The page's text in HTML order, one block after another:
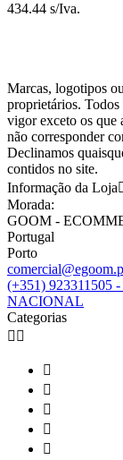
434.44 s/Iva.
Marcas, logotipos
proprietários. Todos
vigor exceto os que
não corresponder
Declinamos
contidos no site.
Informação da Loja
Morada:
GOOM -
Portugal
Porto
(+351)
NACIONAL
Categorias
 




